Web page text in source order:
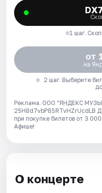
1 шаг.
от
на
2 шаг. Выберите
Реклама. ООО "ЯНДЕКС
25H8d7vbP8SRTvHZrUcdLB
при покупке билетов от 3
Афише!
О концерте